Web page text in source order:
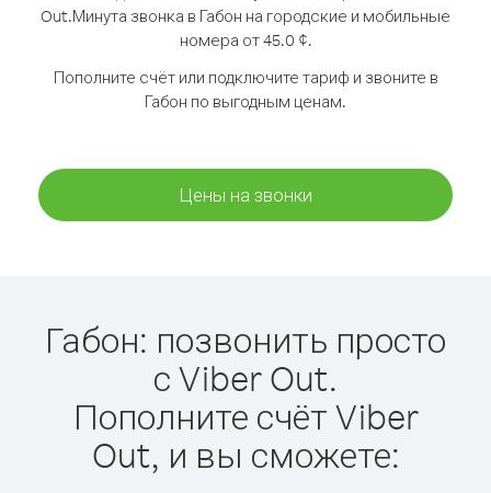
Out.Минута звонка в Габон на городские и мобильные
номера от 45.0 ¢.
Пополните счёт или подключите тариф и звоните в
Габон по выгодным ценам.
Цены на звонки
Габон: позвонить просто
с Viber Out.
Пополните счёт Viber
Out, и вы сможете: